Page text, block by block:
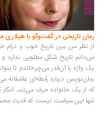
رمان تاریخی در گفت‌وگو با هیلاری
از نظر من بین تاریخ خوب و درام
می‌دانم تاریخ شکل مطلوبی ندارد
یک واژه را آن‌قدر می‌چرخاندم تا
رمان‌نویس درباره رابطه‌ای عاشقانه
که از یک خانواده حرف می‌زند،
تنها این سیاست نیست که قدرت